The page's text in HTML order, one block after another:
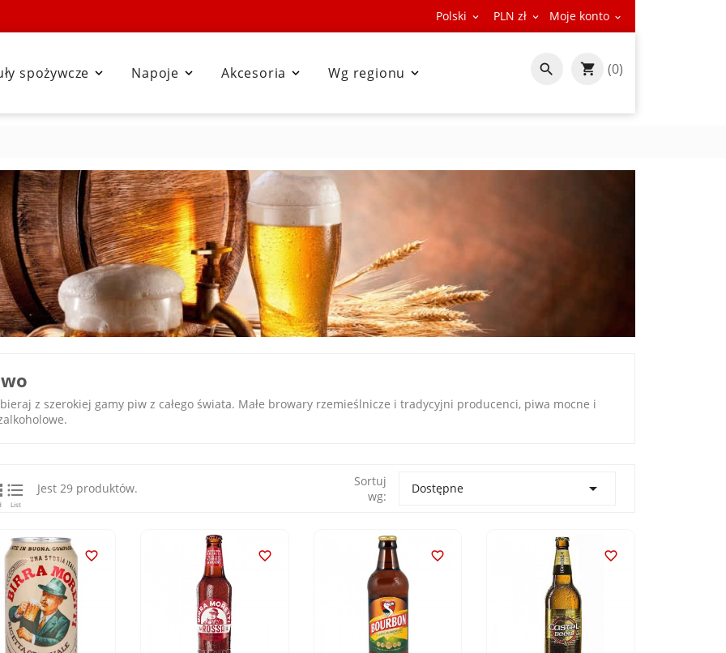
Polski  PLN zł  Moje konto 

spożywcze 
Napoje 
Akcesoria 
Wg regionu  (0)
z szerokiej gamy piw z całego świata. Małe browary rzemieślnicze i tradycyjni producenci, piwa mocne i

List
Jest 29 produktów.
Sortuj
wg:
Dostępne 
   